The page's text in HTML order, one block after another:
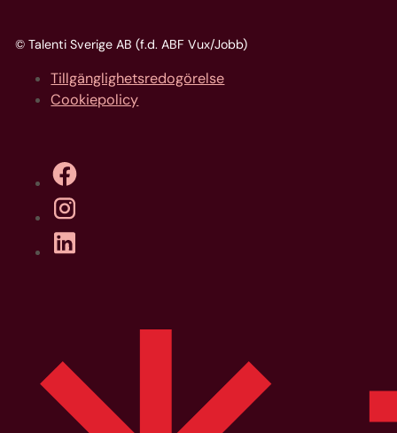
© Talenti Sverige AB (f.d. ABF Vux/Jobb)
Tillgänglighetsredogörelse
Cookiepolicy